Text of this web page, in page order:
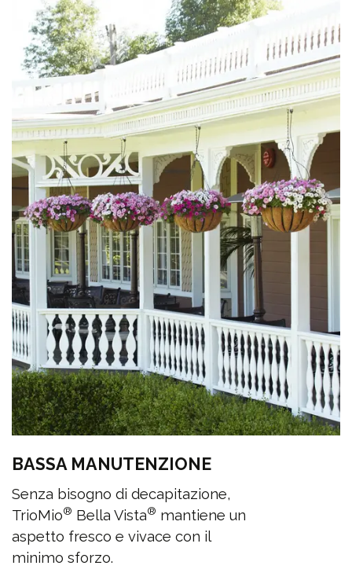
BASSA MANUTENZIONE
Senza bisogno di decapitazione,
TrioMio® Bella Vista® mantiene un
aspetto fresco e vivace con il
minimo sforzo.